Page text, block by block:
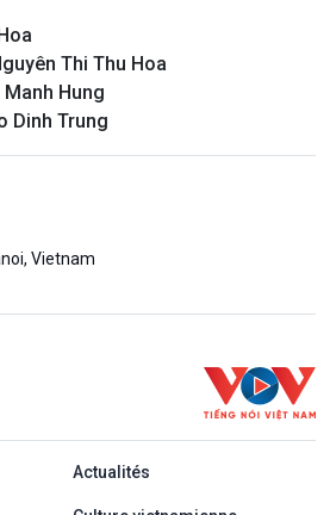
Thi Thu Hoa
Manh Hung
Dinh Trung
Vietnam
Pháp
Actualités